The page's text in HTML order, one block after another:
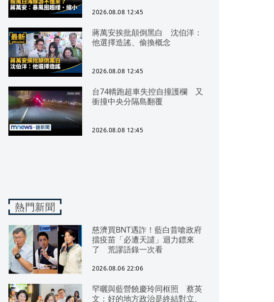
2026.08.08 12:45
蔣萬安挨批顛倒黑白 沈伯洋：
他選擇造謠、偷換概念
2026.08.08 12:45
台74轎跑超車失控自撞護欄 又
衝撞中央分隔島翻覆
2026.08.08 12:45
熱門新聞
慈濟買BNT遇詐！藍白昔嗆政府
擋疫苗「必遭天譴」迴力鏢來
了 荒謬語錄一次看
2026.08.06 22:06
罕曬與藍營饒慶玲同框照 蔡英
文：好的地方政治是終結對立、